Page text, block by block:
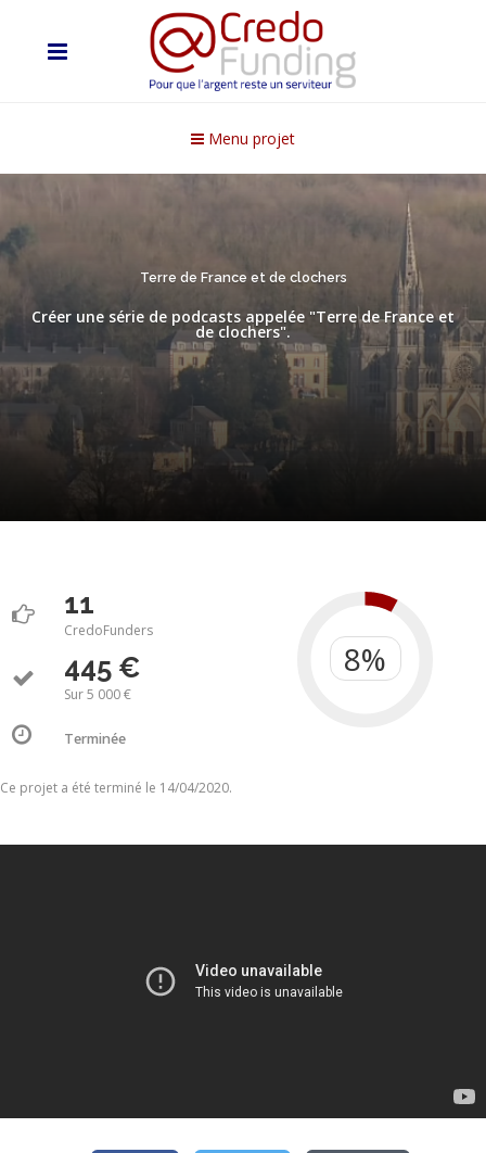
Menu projet
Terre de France et de clochers
Créer une série de podcasts appelée "Terre de France et
de clochers".
11
CredoFunders
445 €
Sur 5 000 €
Terminée
Ce projet a été terminé le 14/04/2020.